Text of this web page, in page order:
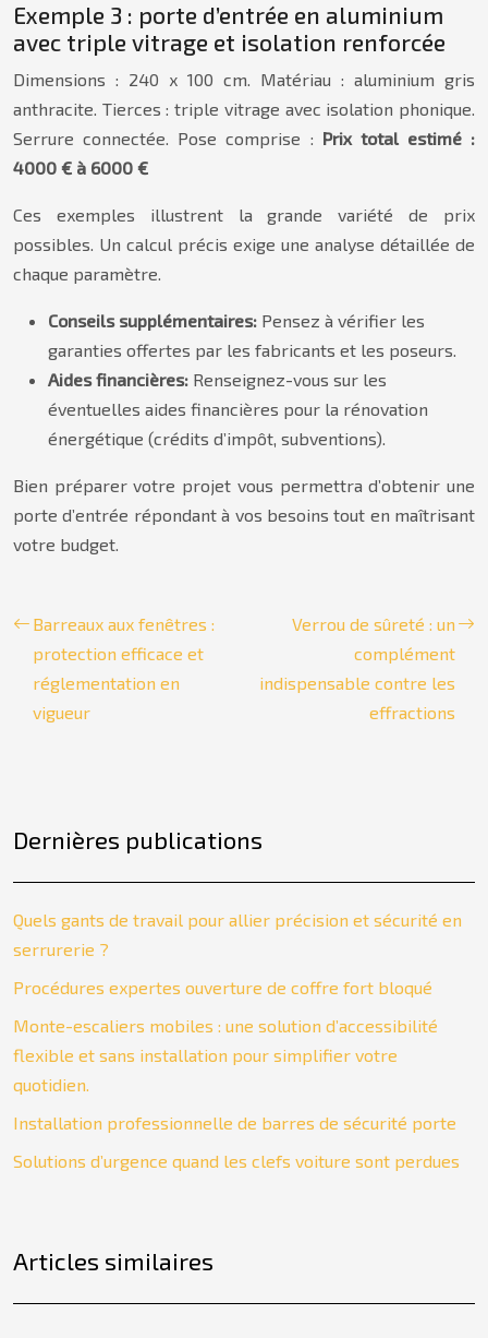
Exemple 3 : porte d’entrée en aluminium
avec triple vitrage et isolation renforcée
Dimensions : 240 x 100 cm. Matériau : aluminium gris
anthracite. Tierces : triple vitrage avec isolation phonique.
Serrure connectée. Pose comprise : Prix total estimé :
4000 € à 6000 €
Ces exemples illustrent la grande variété de prix
possibles. Un calcul précis exige une analyse détaillée de
chaque paramètre.
Conseils supplémentaires: Pensez à vérifier les
garanties offertes par les fabricants et les poseurs.
Aides financières: Renseignez-vous sur les
éventuelles aides financières pour la rénovation
énergétique (crédits d’impôt, subventions).
Bien préparer votre projet vous permettra d’obtenir une
porte d’entrée répondant à vos besoins tout en maîtrisant
votre budget.
Barreaux aux fenêtres :
protection efficace et
réglementation en
vigueur
Verrou de sûreté : un
complément
indispensable contre les
effractions
Dernières publications
Quels gants de travail pour allier précision et sécurité en
serrurerie ?
Procédures expertes ouverture de coffre fort bloqué
Monte-escaliers mobiles : une solution d’accessibilité
flexible et sans installation pour simplifier votre
quotidien.
Installation professionnelle de barres de sécurité porte
Solutions d’urgence quand les clefs voiture sont perdues
Articles similaires